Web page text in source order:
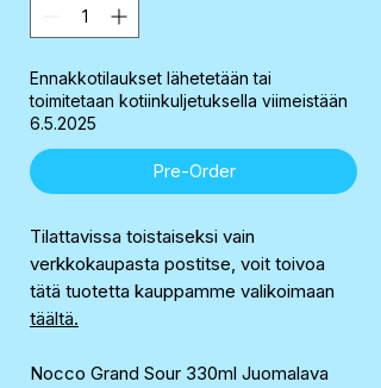
Ennakkotilaukset lähetetään tai
toimitetaan kotiinkuljetuksella viimeistään
6.5.2025
Pre-Order
Tilattavissa toistaiseksi vain
verkkokaupasta postitse, voit toivoa
tätä tuotetta kauppamme valikoimaan
täältä.
Nocco Grand Sour 330ml Juomalava